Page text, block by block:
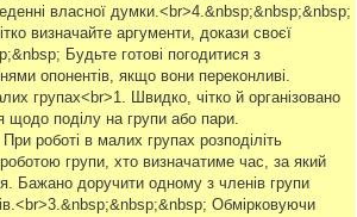
власної думки.<br>4.&nbsp;&nbsp;&nbsp;
визначайте аргументи, докази своєї
Будьте готові погодитися з
опонентів, якщо вони переконливі.
групах<br>1. Швидко, чітко й організовано
щодо поділу на групи або пари.
роботі в малих групах розподіліть
групи, хто визначатиме час, за який
Бажано доручити одному з членів групи
Обмірковуючи